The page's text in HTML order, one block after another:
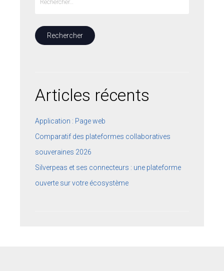
Articles récents
Application : Page web
Comparatif des plateformes collaboratives
souveraines 2026
Silverpeas et ses connecteurs : une plateforme
ouverte sur votre écosystème